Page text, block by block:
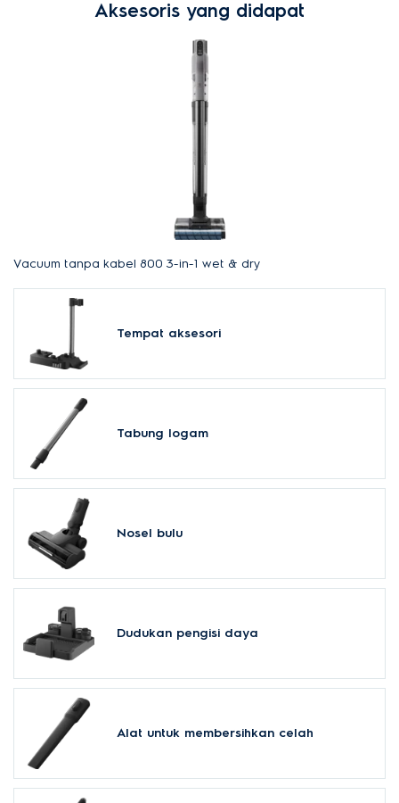
Aksesoris yang didapat
Vacuum tanpa kabel 800 3-in-1 wet & dry
Tempat aksesori
Tabung logam
Nosel bulu
Dudukan pengisi daya
Alat untuk membersihkan celah